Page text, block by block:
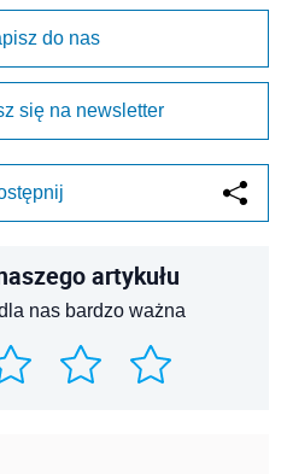
do nas
się na newsletter
artykułu
nas bardzo ważna